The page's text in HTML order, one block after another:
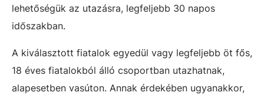
lehetőségük az utazásra, legfeljebb 30 napos
időszakban.
A kiválasztott fiatalok egyedül vagy legfeljebb öt fős,
18 éves fiatalokból álló csoportban utazhatnak,
alapesetben vasúton. Annak érdekében ugyanakkor,